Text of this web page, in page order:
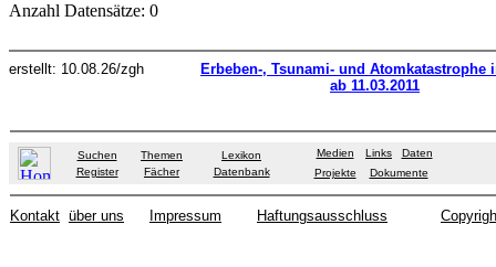
Anzahl Datensätze: 0
erstellt: 10.08.26/zgh
Erbeben-, Tsunami- und Atomkatastrophe
ab 11.03.2011
Suchen Themen
Lexikon
Register
Fächer Datenbank
Medien Links
Daten
Projekte
Dokumente
Kontakt über uns Impressum Haftungsausschluss